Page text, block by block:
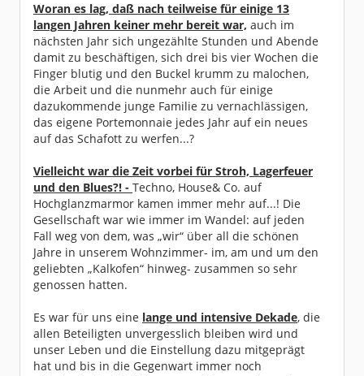
Woran es lag, daß nach teilweise für einige 13
langen Jahren keiner mehr bereit war, auch im
nächsten Jahr sich ungezählte Stunden und Abende
damit zu beschäftigen, sich drei bis vier Wochen die
Finger blutig und den Buckel krumm zu malochen,
die Arbeit und die nunmehr auch für einige
dazukommende junge Familie zu vernachlässigen,
das eigene Portemonnaie jedes Jahr auf ein neues
auf das Schafott zu werfen...?
Vielleicht war die Zeit vorbei für Stroh, Lagerfeuer
und den Blues?! - Techno, House& Co. auf
Hochglanzmarmor kamen immer mehr auf...! Die
Gesellschaft war wie immer im Wandel: auf jeden
Fall weg von dem, was „wir“ über all die schönen
Jahre in unserem Wohnzimmer- im, am und um den
geliebten „Kalkofen“ hinweg- zusammen so sehr
genossen hatten.
Es war für uns eine lange und intensive Dekade, die
allen Beteiligten unvergesslich bleiben wird und
unser Leben und die Einstellung dazu mitgeprägt
hat und bis in die Gegenwart immer noch